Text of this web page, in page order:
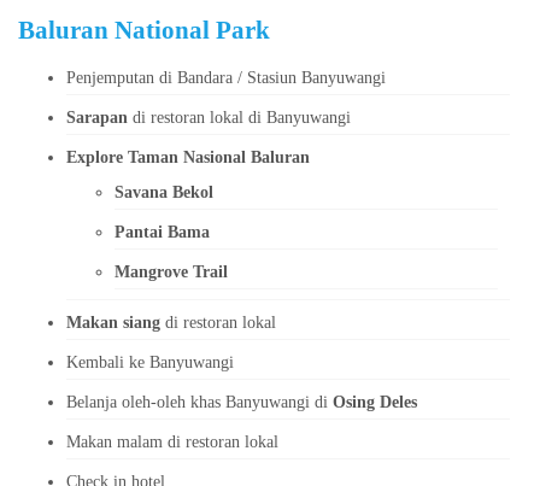
Baluran National Park
Penjemputan di Bandara / Stasiun Banyuwangi
Sarapan di restoran lokal di Banyuwangi
Explore Taman Nasional Baluran
Savana Bekol
Pantai Bama
Mangrove Trail
Makan siang di restoran lokal
Kembali ke Banyuwangi
Belanja oleh-oleh khas Banyuwangi di Osing Deles
Makan malam di restoran lokal
Check in hotel